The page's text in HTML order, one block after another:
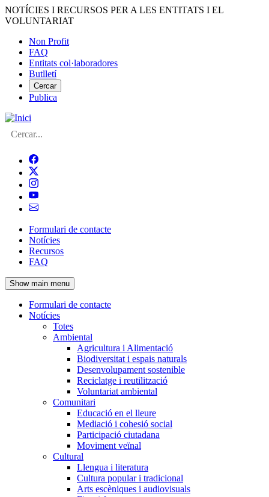
Vés
al
NOTÍCIES I RECURSOS PER A LES ENTITATS I EL
VOLUNTARIAT
Menú
del
compte
d'usuari
Non Profit
FAQ
Entitats col·laboradores
Butlletí
Cercar
Publica
Cerca
Navegació
principal
de
l'encapçalament
Formulari de contacte
Notícies
Recursos
FAQ
Show main menu
Navegació
principal
Formulari de contacte
Notícies
Totes
Ambiental
Agricultura i Alimentació
Biodiversitat i espais naturals
Desenvolupament sostenible
Reciclatge i reutilització
Voluntariat ambiental
Comunitari
Educació en el lleure
Mediació i cohesió social
Participació ciutadana
Moviment veïnal
Cultural
Llengua i literatura
Cultura popular i tradicional
Arts escèniques i audiovisuals